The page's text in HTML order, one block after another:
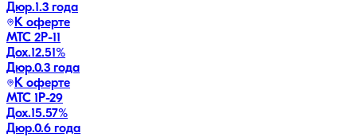
Дюр.1.3 года
К оферте
МТС 2P-11
Дох.12.51%
Дюр.0.3 года
К оферте
МТС 1P-29
Дох.15.57%
Дюр.0.6 года